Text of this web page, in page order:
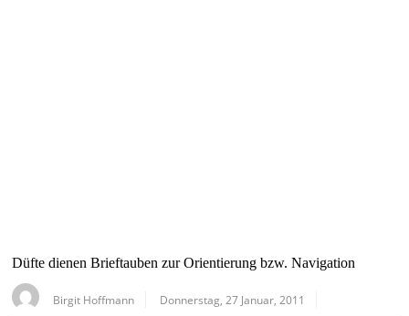
Düfte dienen Brieftauben zur Orientierung bzw. Navigation
Birgit Hoffmann Donnerstag, 27 Januar, 2011